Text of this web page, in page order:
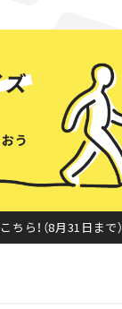
ちら！（8月31日まで）